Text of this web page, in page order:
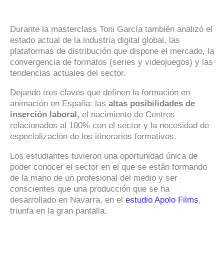
Durante la masterclass Toni García también analizó el
estado actual de la industria digital global, las
plataformas de distribución que dispone el mercado, la
convergencia de formatos (series y videojuegos) y las
tendencias actuales del sector.
Dejando tres claves que definen la formación en
animación en España: las altas posibilidades de
inserción laboral, el nacimiento de Centros
relacionados al 100% con el sector y la necesidad de
especialización de los itinerarios formativos.
Los estudiantes tuvieron una oportunidad única de
poder conocer el sector en el que se están formando
de la mano de un profesional del medio y ser
conscientes que una producción que se ha
desarrollado en Navarra, en el estudio Apolo Films,
triunfa en la gran pantalla.